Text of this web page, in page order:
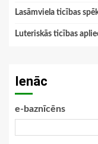
Lasāmviela ticības
Luteriskās ticības
Ienāc
e-baznīcēns